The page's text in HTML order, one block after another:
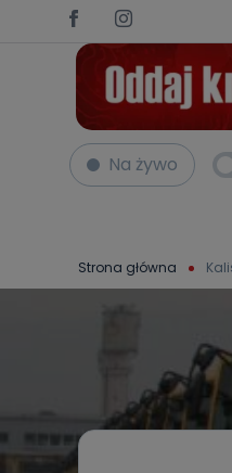
Na żywo
Strona główna